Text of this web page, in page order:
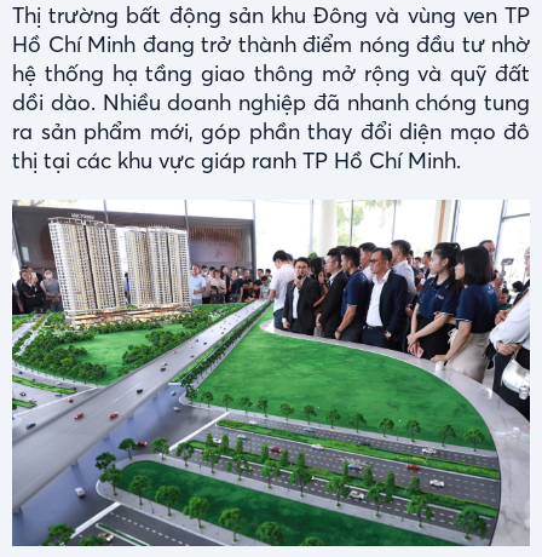
Thị trường bất động sản khu Đông và vùng ven TP
Hồ Chí Minh đang trở thành điểm nóng đầu tư nhờ
hệ thống hạ tầng giao thông mở rộng và quỹ đất
dồi dào. Nhiều doanh nghiệp đã nhanh chóng tung
ra sản phẩm mới, góp phần thay đổi diện mạo đô
thị tại các khu vực giáp ranh TP Hồ Chí Minh.